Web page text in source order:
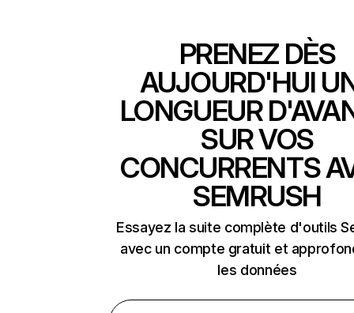
PRENEZ DÈS
AUJOURD'HUI
LONGUEUR
SUR VOS
CONCURRENTS
SEMRUSH
Essayez la suite complète d'outils
avec un compte gratuit et
les données